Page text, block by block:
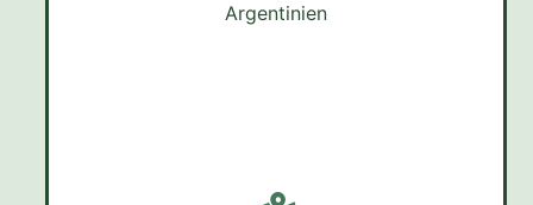
Argentinien